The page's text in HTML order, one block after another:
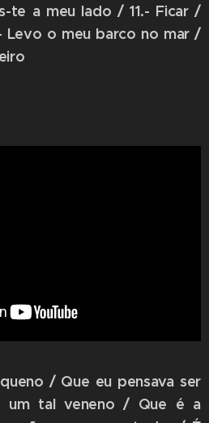
te a meu lado / 11.- Ficar /
Levo o meu barco no mar /
/ Que eu pensava ser
um tal veneno / Que é a